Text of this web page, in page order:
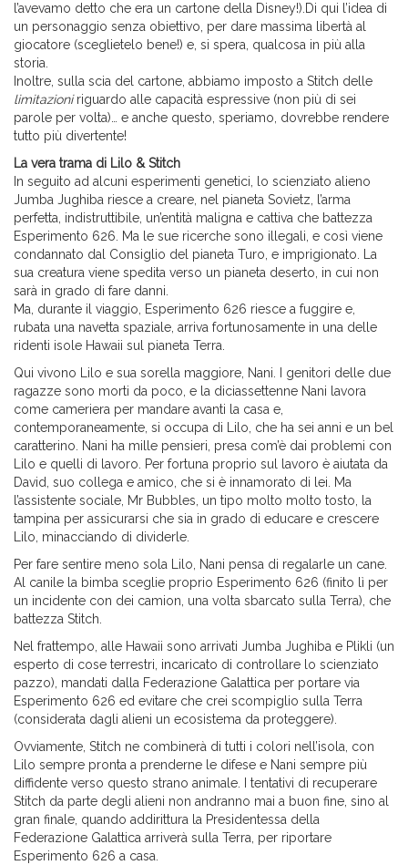
l’avevamo detto che era un cartone della Disney!).Di qui l’idea di
un personaggio senza obiettivo, per dare massima libertà al
giocatore (sceglietelo bene!) e, si spera, qualcosa in più alla
storia.
Inoltre, sulla scia del cartone, abbiamo imposto a Stitch delle
limitazioniriguardo alle capacità espressive (non più di sei
parole per volta)… e anche questo, speriamo, dovrebbe rendere
tutto più divertente!
La vera trama di Lilo & Stitch
In seguito ad alcuni esperimenti genetici, lo scienziato alieno
Jumba Jughiba riesce a creare, nel pianeta Sovietz, l’arma
perfetta, indistruttibile, un’entità maligna e cattiva che battezza
Esperimento 626. Ma le sue ricerche sono illegali, e così viene
condannato dal Consiglio del pianeta Turo, e imprigionato. La
sua creatura viene spedita verso un pianeta deserto, in cui non
sarà in grado di fare danni.
Ma, durante il viaggio, Esperimento 626 riesce a fuggire e,
rubata una navetta spaziale, arriva fortunosamente in una delle
ridenti isole Hawaii sul pianeta Terra.
Qui vivono Lilo e sua sorella maggiore, Nani. I genitori delle due
ragazze sono morti da poco, e la diciassettenne Nani lavora
come cameriera per mandare avanti la casa e,
contemporaneamente, si occupa di Lilo, che ha sei anni e un bel
caratterino. Nani ha mille pensieri, presa com’è dai problemi con
Lilo e quelli di lavoro. Per fortuna proprio sul lavoro è aiutata da
David, suo collega e amico, che si è innamorato di lei. Ma
l’assistente sociale, Mr Bubbles, un tipo molto molto tosto, la
tampina per assicurarsi che sia in grado di educare e crescere
Lilo, minacciando di dividerle.
Per fare sentire meno sola Lilo, Nani pensa di regalarle un cane.
Al canile la bimba sceglie proprio Esperimento 626 (finito lì per
un incidente con dei camion, una volta sbarcato sulla Terra), che
battezza Stitch.
Nel frattempo, alle Hawaii sono arrivati Jumba Jughiba e Plikli (un
esperto di cose terrestri, incaricato di controllare lo scienziato
pazzo), mandati dalla Federazione Galattica per portare via
Esperimento 626 ed evitare che crei scompiglio sulla Terra
(considerata dagli alieni un ecosistema da proteggere).
Ovviamente, Stitch ne combinerà di tutti i colori nell’isola, con
Lilo sempre pronta a prenderne le difese e Nani sempre più
diffidente verso questo strano animale. I tentativi di recuperare
Stitch da parte degli alieni non andranno mai a buon fine, sino al
gran finale, quando addirittura la Presidentessa della
Federazione Galattica arriverà sulla Terra, per riportare
Esperimento 626 a casa.